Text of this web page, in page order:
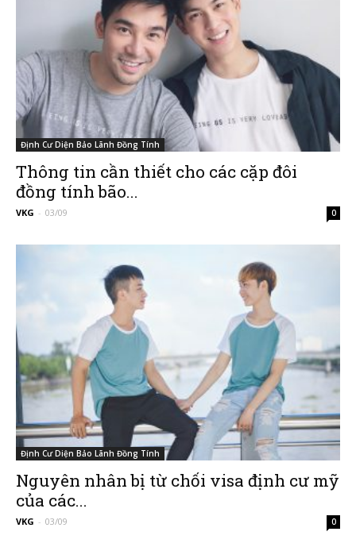
Định Cư Diện Bảo Lãnh Đồng Tính
Thông tin cần thiết cho các cặp đôi
đồng tính bão...
VKG - 03/09 0
Định Cư Diện Bảo Lãnh Đồng Tính
Nguyên nhân bị từ chối visa định cư mỹ
của các...
VKG - 03/09 0